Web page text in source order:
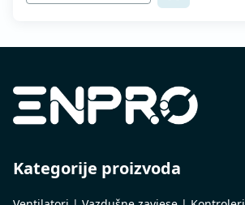
Kategorije proizvoda